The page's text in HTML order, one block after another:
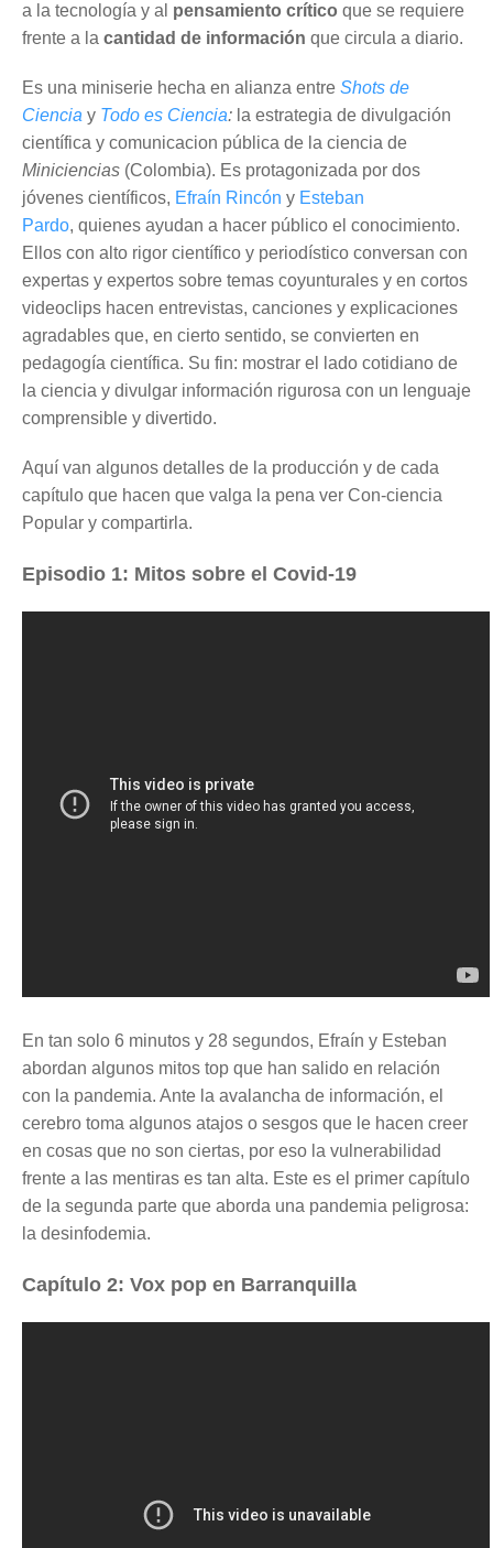
a la tecnología y al pensamiento crítico que se requiere
frente a la cantidad de información que circula a diario.
Es una miniserie hecha en alianza entre Shots de
Ciencia y Todo es Ciencia: la estrategia de divulgación
científica y comunicacion pública de la ciencia de
Miniciencias (Colombia). Es protagonizada por dos
jóvenes científicos, Efraín Rincón y Esteban
Pardo, quienes ayudan a hacer público el conocimiento.
Ellos con alto rigor científico y periodístico conversan con
expertas y expertos sobre temas coyunturales y en cortos
videoclips hacen entrevistas, canciones y explicaciones
agradables que, en cierto sentido, se convierten en
pedagogía científica. Su fin: mostrar el lado cotidiano de
la ciencia y divulgar información rigurosa con un lenguaje
comprensible y divertido.
Aquí van algunos detalles de la producción y de cada
capítulo que hacen que valga la pena ver Con-ciencia
Popular y compartirla.
Episodio 1: Mitos sobre el Covid-19
En tan solo 6 minutos y 28 segundos, Efraín y Esteban
abordan algunos mitos top que han salido en relación
con la pandemia. Ante la avalancha de información, el
cerebro toma algunos atajos o sesgos que le hacen creer
en cosas que no son ciertas, por eso la vulnerabilidad
frente a las mentiras es tan alta. Este es el primer capítulo
de la segunda parte que aborda una pandemia peligrosa:
la desinfodemia.
Capítulo 2: Vox pop en Barranquilla